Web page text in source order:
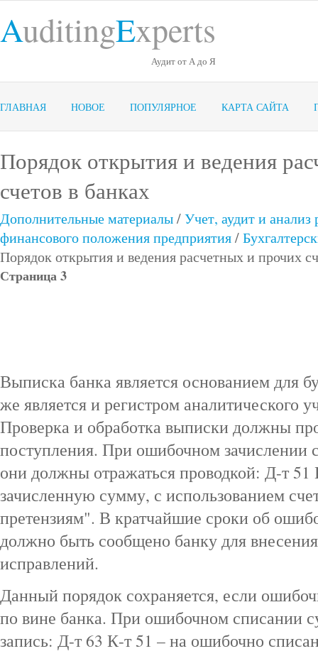
AuditingExperts
Аудит от А до Я
ГЛАВНАЯ НОВОЕ ПОПУЛЯРНОЕ КАРТА САЙТА
Порядок открытия и ведения
счетов в банках
Дополнительные материалы/Учет, аудит и
финансового положения предприятия/
Порядок открытия и ведения расчетных и прочих
Страница 3
Выписка банка является основанием для
же является и регистром аналитического
Проверка и обработка выписки должны
поступления. При ошибочном зачислении
они должны отражаться проводкой: Д-т
зачисленную сумму, с использованием
претензиям". В кратчайшие сроки об
должно быть сообщено банку для
исправлений.
Данный порядок сохраняется, если
по вине банка. При ошибочном списании
запись: Д-т 63 К-т 51 – на ошибочно